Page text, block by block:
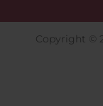
Copyright ©